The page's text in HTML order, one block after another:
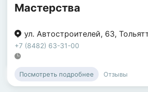
Мастерства
ул. Автостроителей, 63,
+7 (8482) 63-31-00
Посмотреть подробнее Отзывы